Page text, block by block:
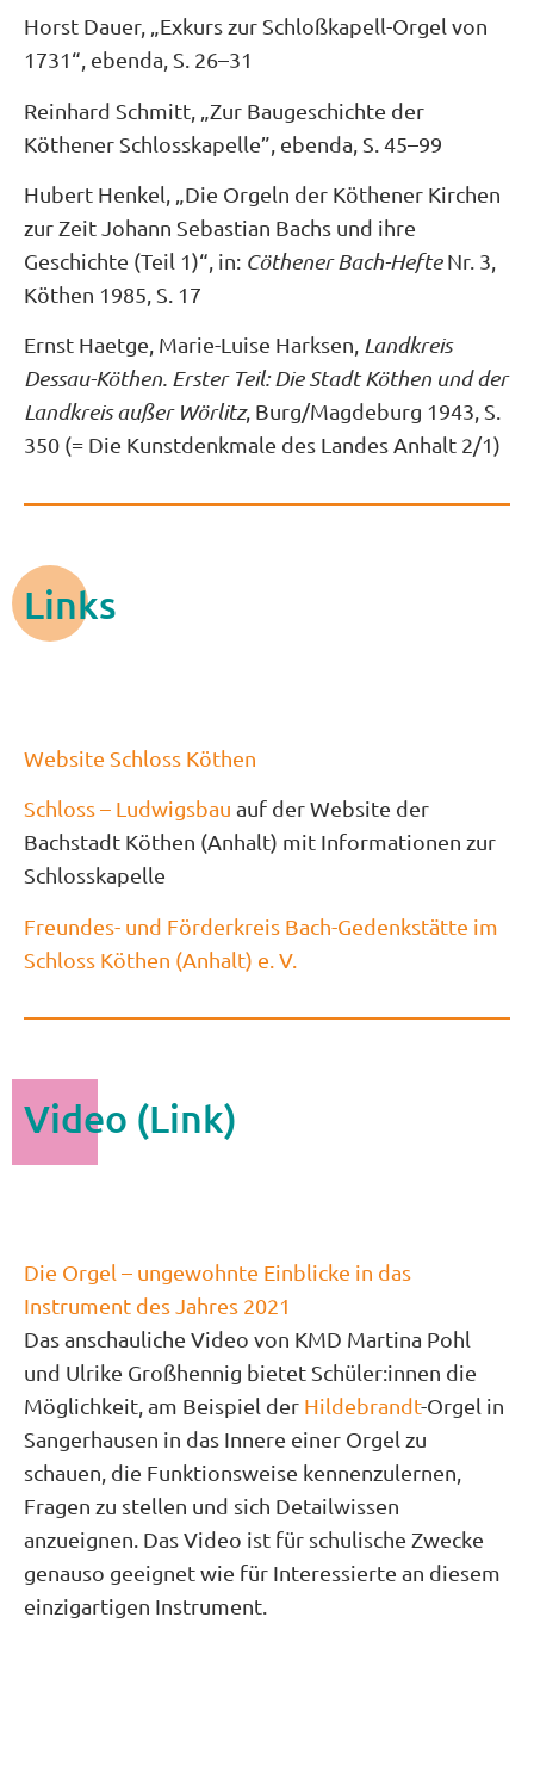
Horst Dauer, „Exkurs zur Schloßkapell-Orgel von
1731“, ebenda, S. 26–31
Reinhard Schmitt, „Zur Baugeschichte der
Köthener Schlosskapelle”, ebenda, S. 45–99
Hubert Henkel, „Die Orgeln der Köthener Kirchen
zur Zeit Johann Sebastian Bachs und ihre
Geschichte (Teil 1)“, in: Cöthener Bach-HefteNr. 3,
Köthen 1985, S. 17
Ernst Haetge, Marie-Luise Harksen, Landkreis
Dessau-Köthen. Erster Teil: Die Stadt Köthen und der
Landkreis außer Wörlitz, Burg/Magdeburg 1943, S.
350 (= Die Kunstdenkmale des Landes Anhalt 2/1)
Links
Website Schloss Köthen
Schloss – Ludwigsbau auf der Website der
Bachstadt Köthen (Anhalt) mit Informationen zur
Schlosskapelle
Freundes- und Förderkreis Bach-Gedenkstätte im
Schloss Köthen (Anhalt) e. V.
Video (Link)
Die Orgel – ungewohnte Einblicke in das
Instrument des Jahres 2021
Das anschauliche Video von KMD Martina Pohl
und Ulrike Großhennig bietet Schüler:innen die
Möglichkeit, am Beispiel der Hildebrandt-Orgel in
Sangerhausen in das Innere einer Orgel zu
schauen, die Funktionsweise kennenzulernen,
Fragen zu stellen und sich Detailwissen
anzueignen. Das Video ist für schulische Zwecke
genauso geeignet wie für Interessierte an diesem
einzigartigen Instrument.